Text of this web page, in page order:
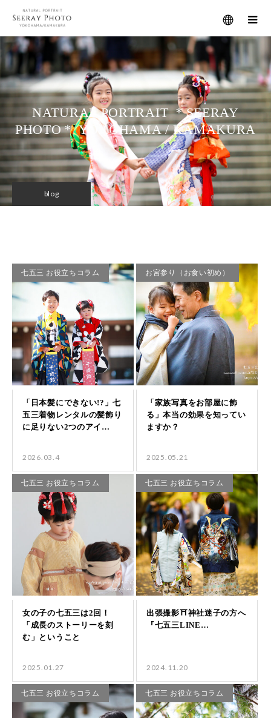
メニュー
NATURAL PORTRAIT ＊SEERAY
PHOTO＊ YOKOHAMA / KAMAKURA
blog
七五三 お役立ちコラム
2026.03.4
お宮参り（お食い初め）
2025.05.21
七五三 お役立ちコラム
2025.01.27
七五三 お役立ちコラム
2024.11.20
七五三 お役立ちコラム 七五三 お役立ちコラム